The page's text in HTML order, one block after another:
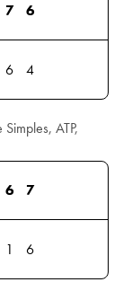
7 6
6 4
ATP,
6 7
1 6